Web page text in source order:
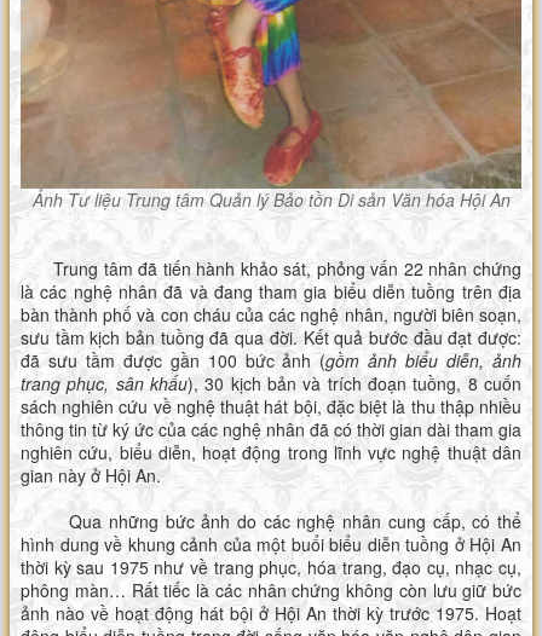
Ảnh Tư liệu Trung tâm Quản lý Bảo tồn Di sản Văn hóa Hội An
Trung tâm đã tiến hành khảo sát, phỏng vấn 22 nhân chứng
là các nghệ nhân đã và đang tham gia biểu diễn tuồng trên địa
bàn thành phố và con cháu của các nghệ nhân, người biên soạn,
sưu tầm kịch bản tuồng đã qua đời. Kết quả bước đầu đạt được:
đã sưu tầm được gần 100 bức ảnh (gồm ảnh biểu diễn, ảnh
trang phục, sân khấu), 30 kịch bản và trích đoạn tuồng, 8 cuốn
sách nghiên cứu về nghệ thuật hát bội, đặc biệt là thu thập nhiều
thông tin từ ký ức của các nghệ nhân đã có thời gian dài tham gia
nghiên cứu, biểu diễn, hoạt động trong lĩnh vực nghệ thuật dân
gian này ở Hội An.
Qua những bức ảnh do các nghệ nhân cung cấp, có thể
hình dung về khung cảnh của một buổi biểu diễn tuồng ở Hội An
thời kỳ sau 1975 như về trang phục, hóa trang, đạo cụ, nhạc cụ,
phông màn… Rất tiếc là các nhân chứng không còn lưu giữ bức
ảnh nào về hoạt động hát bội ở Hội An thời kỳ trước 1975. Hoạt